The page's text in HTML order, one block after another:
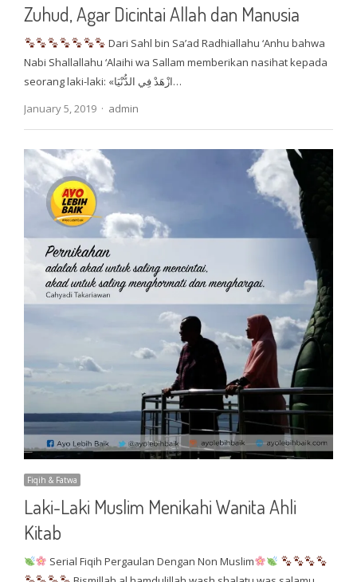
Zuhud, Agar Dicintai Allah dan Manusia
Dari Sahl bin Sa’ad Radhiallahu ‘Anhu bahwa
Nabi Shallallahu ‘Alaihi wa Sallam memberikan nasihat kepada
seorang laki-laki: «ازْهَدْ فِي الدُّنْيَا…
January 5, 2019
Author
admin
Fiqih & Fatwa
Laki-Laki Muslim Menikahi Wanita Ahli
Kitab
Serial Fiqih Pergaulan Dengan Non Muslim